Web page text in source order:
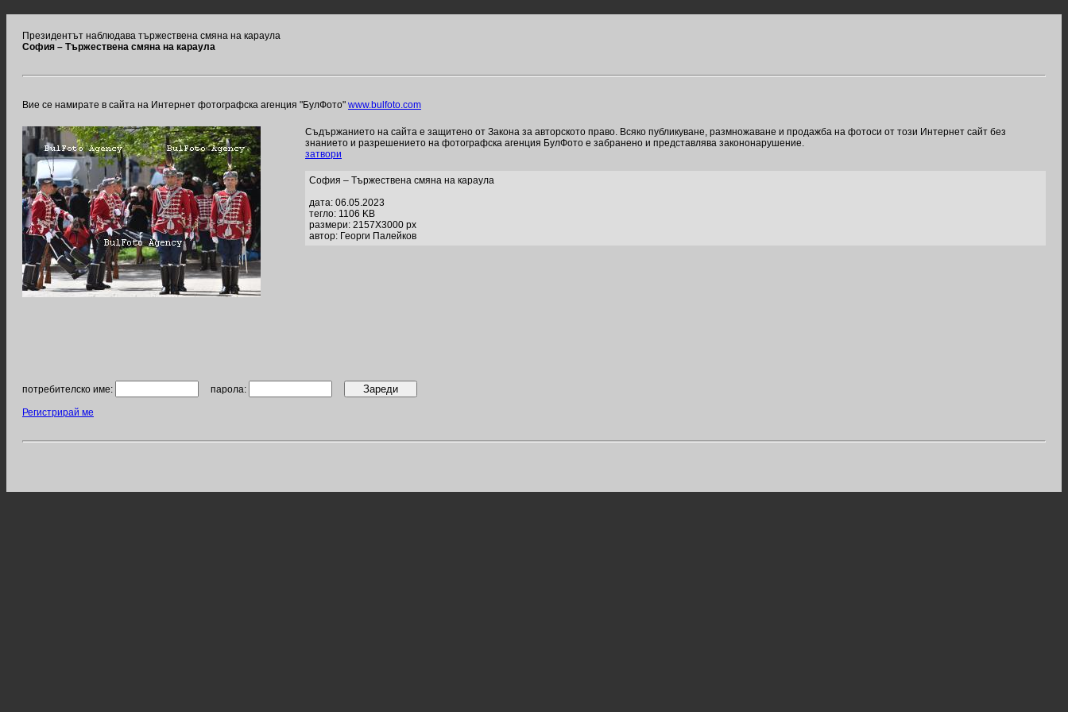
Президентът наблюдава тържествена смяна на караула
София – Тържествена смяна на караула
Вие се намирате в сайта на Интернет фотографска агенция "БулФото" www.bulfoto.com
Съдържанието на сайта е защитено от Закона за авторското право. Всяко публикуване, размножаване и продажба на фотоси от този Интернет сайт без
знанието и разрешението на фотографска агенция БулФото е забранено и представлява закононарушение.
затвори
София – Тържествена смяна на караула
дата: 06.05.2023
тегло: 1106 KB
размери: 2157X3000 px
автор: Георги Палейков
потребителско име: парола:
Регистрирай ме